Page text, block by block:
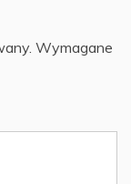
Wymagane